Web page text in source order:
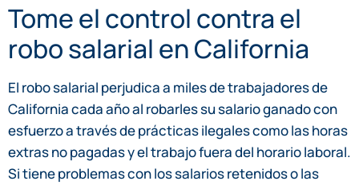
Tome el control contra el
robo salarial en California
El robo salarial perjudica a miles de trabajadores de
California cada año al robarles su salario ganado con
esfuerzo a través de prácticas ilegales como las horas
extras no pagadas y el trabajo fuera del horario laboral.
Si tiene problemas con los salarios retenidos o las